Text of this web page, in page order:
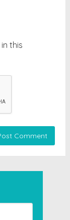
this